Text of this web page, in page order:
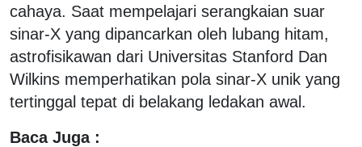
cahaya. Saat mempelajari serangkaian suar
sinar-X yang dipancarkan oleh lubang hitam,
astrofisikawan dari Universitas Stanford Dan
Wilkins memperhatikan pola sinar-X unik yang
tertinggal tepat di belakang ledakan awal.
Baca Juga :